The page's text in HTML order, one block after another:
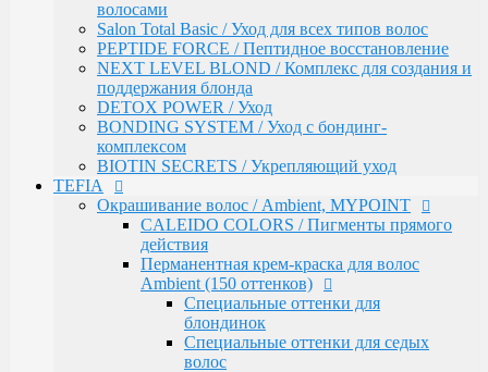
Специальные оттенки для блондинок
Специальные оттенки для седых волос
Корректоры AMBIENT
Основные оттенки AMBIENT
Средства для обесцвечивания волос /
Ambient
Крем-окислитель / Ambient
Перманентная крем-краска для волос /
MYPOINT (104 оттенка)
Корректоры
Специальные оттенки для седых волос
- SPECIAL GREY
Специальные оттенки - SPECIAL
BLONDES
Основные (модные) оттенки
MYPOINT
Mypoint Bleach / Средства для
обесцвечивания волос
Крем-окислитель / COLOR OXYCREAM
волосами
Salon Total Basic / Уход для всех типов волос
PEPTIDE FORCE / Пептидное восстановление
NEXT LEVEL BLOND / Комплекс для создания и
поддержания блонда
DETOX POWER / Уход
BONDING SYSTEM / Уход с бондинг-
комплексом
BIOTIN SECRETS / Укрепляющий уход
TEFIA
Окрашивание волос / Ambient, MYPOINT
CALEIDO COLORS / Пигменты прямого
действия
Перманентная крем-краска для волос
Ambient (150 оттенков)
Специальные оттенки для
блондинок
Специальные оттенки для седых
волос